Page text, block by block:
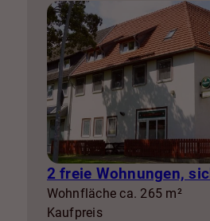
Wohnfläche ca. 265 m²
Kaufpreis